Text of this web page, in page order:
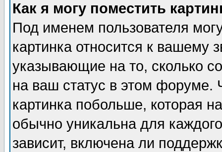
Как я могу поместить
Под именем пользователя
картинка относится к вашему
указывающие на то, сколько
на ваш статус в этом форуме.
картинка побольше, которая
обычно уникальна для
зависит, включена ли